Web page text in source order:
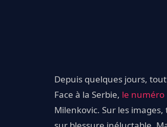
Depuis quelques jours,
Face à la Serbie, le numéro
Milenkovic. Sur les